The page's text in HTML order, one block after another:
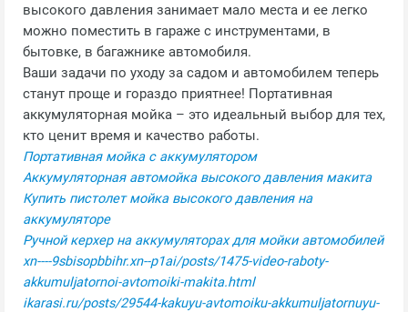
высокого давления занимает мало места и ее легко
можно поместить в гараже с инструментами, в
бытовке, в багажнике автомобиля.
Ваши задачи по уходу за садом и автомобилем теперь
станут проще и гораздо приятнее! Портативная
аккумуляторная мойка – это идеальный выбор для тех,
кто ценит время и качество работы.
Портативная мойка с аккумулятором
Аккумуляторная автомойка высокого давления макита
Купить пистолет мойка высокого давления на
аккумуляторе
Ручной керхер на аккумуляторах для мойки автомобилей
xn----9sbisopbbihr.xn--p1ai/posts/1475-video-raboty-
akkumuljatornoi-avtomoiki-makita.html
ikarasi.ru/posts/29544-kakuyu-avtomoiku-akkumuljatornuyu-